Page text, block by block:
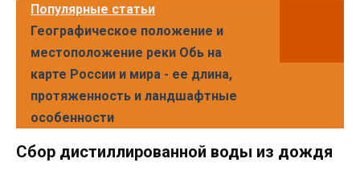
Популярные статьи
Географическое положение и
местоположение реки Обь на
карте России и мира - ее длина,
протяженность и ландшафтные
особенности
Сбор дистиллированной воды из дождя